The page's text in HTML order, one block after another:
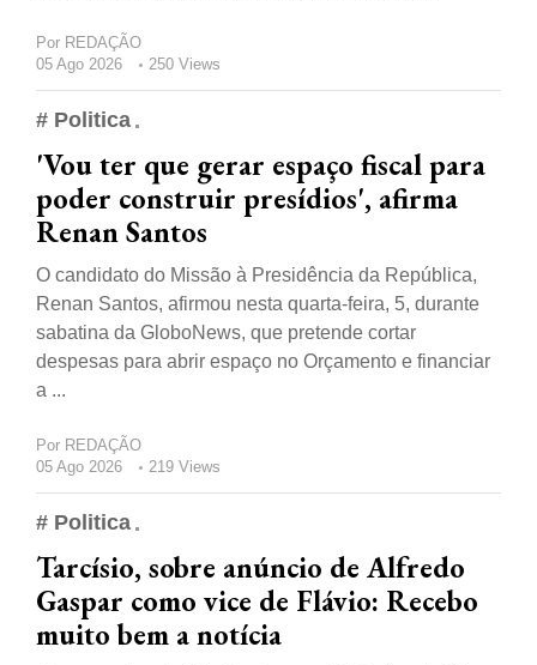
Por REDAÇÃO
05 Ago 2026
250 Views
# Politica
'Vou ter que gerar espaço fiscal para
poder construir presídios', afirma
Renan Santos
O candidato do Missão à Presidência da República,
Renan Santos, afirmou nesta quarta-feira, 5, durante
sabatina da GloboNews, que pretende cortar
despesas para abrir espaço no Orçamento e financiar
a ...
Por REDAÇÃO
05 Ago 2026
219 Views
# Politica
Tarcísio, sobre anúncio de Alfredo
Gaspar como vice de Flávio: Recebo
muito bem a notícia